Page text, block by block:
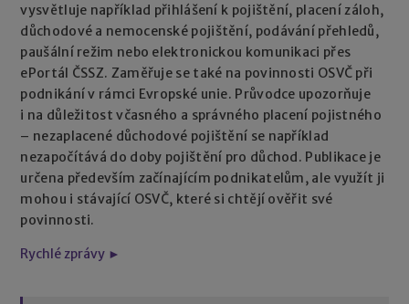
vysvětluje například přihlášení k pojištění, placení záloh,
důchodové a nemocenské pojištění, podávání přehledů,
paušální režim nebo elektronickou komunikaci přes
ePortál ČSSZ. Zaměřuje se také na povinnosti OSVČ při
podnikání v rámci Evropské unie. Průvodce upozorňuje
i na důležitost včasného a správného placení pojistného
– nezaplacené důchodové pojištění se například
nezapočítává do doby pojištění pro důchod. Publikace je
určena především začínajícím podnikatelům, ale využít ji
mohou i stávající OSVČ, které si chtějí ověřit své
povinnosti.
Rychlé zprávy ►